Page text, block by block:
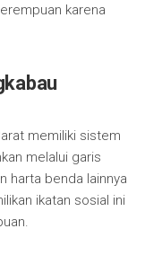
karena
memiliki sistem
melalui garis
harta benda lainnya
ikatan sosial ini